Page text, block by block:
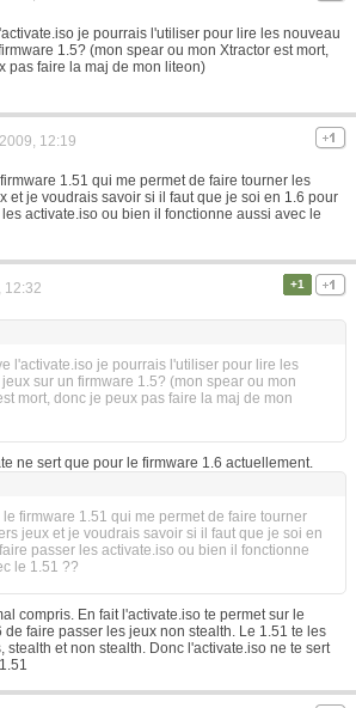
je pourrais l'utiliser pour lire les nouveau
1.5? (mon spear ou mon Xtractor est mort,
pas faire la maj de mon liteon)
12:19
1.51 qui me permet de faire tourner les
et je voudrais savoir si il faut que je soi en 1.6 pour
activate.iso ou bien il fonctionne aussi avec le
12:32 +1
l'activate.iso je pourrais l'utiliser pour lire les
sur un firmware 1.5? (mon spear ou mon
mort, donc je peux pas faire la maj de mon
ne sert que pour le firmware 1.6 actuellement.
le firmware 1.51 qui me permet de faire tourner
jeux et je voudrais savoir si il faut que je soi en
passer les activate.iso ou bien il fonctionne
le 1.51 ??
compris. En fait l'activate.iso te permet sur le
de faire passer les jeux non stealth. Le 1.51 te les
stealth et non stealth. Donc l'activate.iso ne te sert